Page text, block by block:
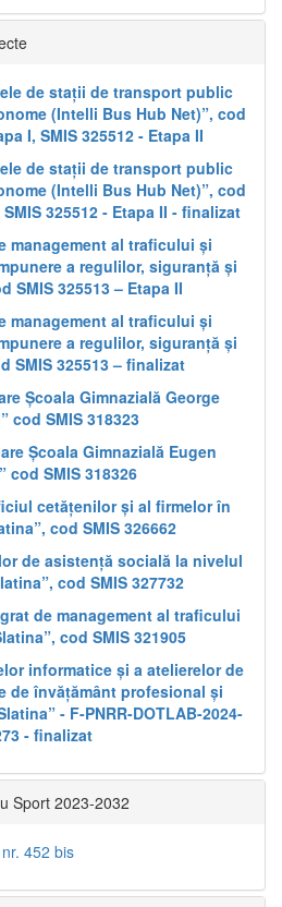
de stații de transport public
(Intelli Bus Hub Net)”, cod
I, SMIS 325512 - Etapa II
de stații de transport public
(Intelli Bus Hub Net)”, cod
325512 - Etapa II - finalizat
management al traficului și
a regulilor, siguranță și
SMIS 325513 – Etapa II
management al traficului și
a regulilor, siguranță și
SMIS 325513 – finalizat
Școala Gimnazială George
cod SMIS 318323
Școala Gimnazială Eugen
cod SMIS 318326
cetățenilor și al firmelor în
cod SMIS 326662
de asistență socială la nivelul
cod SMIS 327732
de management al traficului
cod SMIS 321905
informatice și a atelierelor de
de învățământ profesional și
- F-PNRR-DOTLAB-2024-
- finalizat
Sport 2023-2032
452 bis